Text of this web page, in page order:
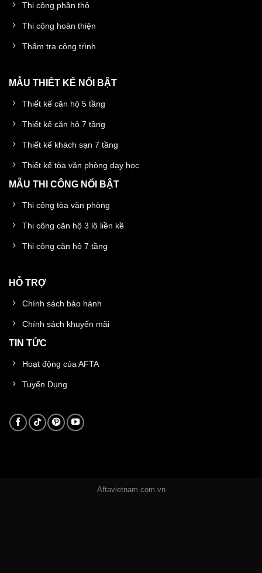
Thi công phần thô
Thi công hoàn thiện
Thẩm tra công trình
MẪU THIẾT KẾ NỔI BẬT
Thiết kế căn hộ 5 tầng
Thiết kế căn hộ 7 tầng
Thiết kế khách sạn 7 tầng
Thiết kế tòa văn phòng dạy học
MẪU THI CÔNG NỔI BẬT
Thi công tòa văn phòng
Thi công căn hộ 3 lô liền kề
Thi công căn hộ 7 tầng
HỖ TRỢ
Chính sách bảo hành
Chính sách khuyến mãi
TIN TỨC
Hoạt động của AFTA
Tuyển Dụng
Aftavietnam.com.vn